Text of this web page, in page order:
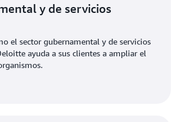
y de servicios
el sector gubernamental y de servicios
ayuda a sus clientes a ampliar el